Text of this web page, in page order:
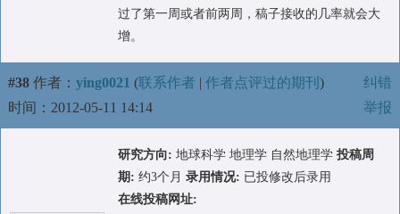
过了第一周或者前两周，稿子接收的几率就会大
增。
#38 作者： ying0021 (联系作者 | 作者点评过的期刊 )
时间：2012-05-11 14:14
纠错
举报
研究方向: 地球科学 地理学 自然地理学 投稿周
期: 约3个月 录用情况: 已投修改后录用
在线投稿网址: